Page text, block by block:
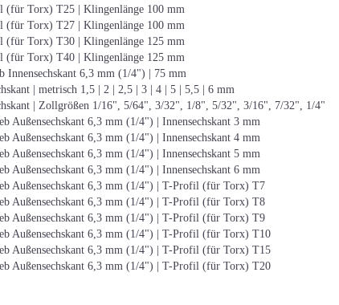
(für Torx) T25 | Klingenlänge 100 mm
(für Torx) T27 | Klingenlänge 100 mm
(für Torx) T30 | Klingenlänge 125 mm
(für Torx) T40 | Klingenlänge 125 mm
6,3 mm (1/4") | 75 mm
| metrisch 1,5 | 2 | 2,5 | 3 | 4 | 5 | 5,5 | 6 mm
| Zollgrößen 1/16", 5/64", 3/32", 1/8", 5/32", 3/16", 7/32", 1/4"
Außensechskant 6,3 mm (1/4") | Innensechskant 3 mm
Außensechskant 6,3 mm (1/4") | Innensechskant 4 mm
Außensechskant 6,3 mm (1/4") | Innensechskant 5 mm
Außensechskant 6,3 mm (1/4") | Innensechskant 6 mm
Außensechskant 6,3 mm (1/4") | T-Profil (für Torx) T7
Außensechskant 6,3 mm (1/4") | T-Profil (für Torx) T8
Außensechskant 6,3 mm (1/4") | T-Profil (für Torx) T9
Außensechskant 6,3 mm (1/4") | T-Profil (für Torx) T10
Außensechskant 6,3 mm (1/4") | T-Profil (für Torx) T15
Außensechskant 6,3 mm (1/4") | T-Profil (für Torx) T20